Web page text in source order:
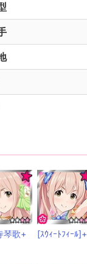
琴歌+ [ｽｳｨｰﾄﾌｨｰﾙ]+